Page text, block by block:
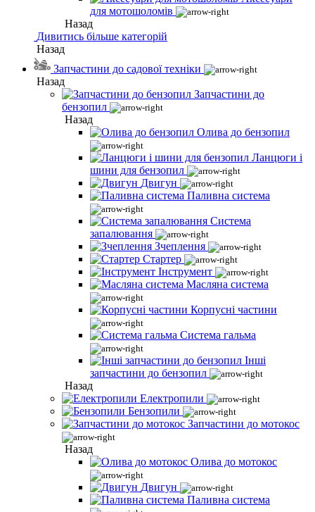
для мотошоломів
Назад
Дивитись більше категорій
Назад
Запчастини до садової техніки
Назад
Запчастини до
бензопил
Назад
Олива до бензопил
Ланцюги і
шини для бензопил
Двигун
Паливна система
Система
запалювання
Зчеплення
Стартер
Інструмент
Масляна система
Корпусні частини
Система гальма
Інші
запчастини до бензопил
Назад
Електропили
Бензопили
Запчастини до мотокос
Назад
Олива до мотокос
Двигун
Паливна система